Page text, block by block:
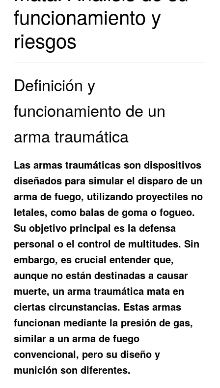
funcionamiento y
riesgos
Definición y
funcionamiento de un
arma traumática
Las armas traumáticas son dispositivos
diseñados para simular el disparo de un
arma de fuego, utilizando proyectiles no
letales, como balas de goma o fogueo.
Su objetivo principal es la defensa
personal o el control de multitudes. Sin
embargo, es crucial entender que,
aunque no están destinadas a causar
muerte, un arma traumática mata en
ciertas circunstancias. Estas armas
funcionan mediante la presión de gas,
similar a un arma de fuego
convencional, pero su diseño y
munición son diferentes.